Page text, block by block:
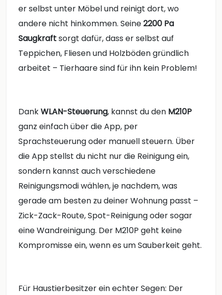
er selbst unter Möbel und reinigt dort, wo
andere nicht hinkommen. Seine2200 Pa
Saugkraftsorgt dafür, dass er selbst auf
Teppichen, Fliesen und Holzböden gründlich
arbeitet – Tierhaare sind für ihn kein Problem!
DankWLAN-Steuerung, kannst du den M210P
ganz einfach über die App, per
Sprachsteuerung oder manuell steuern. Über
die App stellst du nicht nur die Reinigung ein,
sondern kannst auch verschiedene
Reinigungsmodi wählen, je nachdem, was
gerade am besten zu deiner Wohnung passt –
Zick-Zack-Route, Spot-Reinigung oder sogar
eine Wandreinigung. Der M210P geht keine
Kompromisse ein, wenn es um Sauberkeit geht.
Für Haustierbesitzer ein echter Segen: Der